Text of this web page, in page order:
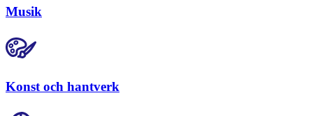
Musik
Konst och hantverk